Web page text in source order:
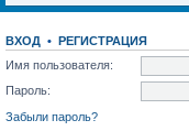
ВХОД • РЕГИСТРАЦИЯ
Имя пользователя:
Пароль:
Забыли пароль?